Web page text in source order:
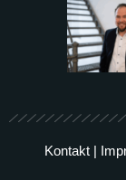
Kontakt|